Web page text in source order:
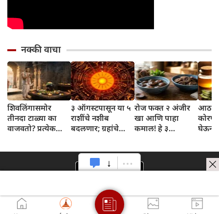
नक्की वाचा
शिवलिंगासमोर
तीनदा टाळ्या का
वाजवतो? प्रत्येक
३ ऑगस्टपासून या ५
राशींचे नशीब
बदलणार; ग्रहांचे
दिवसांची सुरुवात
होईल
रोज फक्त २ अंजीर
खा आणि पाहा
कमाल! हे ३
आहेत का?
घेऊन
घ्या